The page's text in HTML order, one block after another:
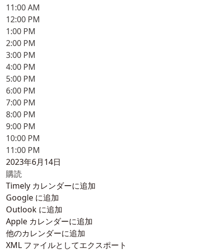
11:00 AM
12:00 PM
1:00 PM
2:00 PM
3:00 PM
4:00 PM
5:00 PM
6:00 PM
7:00 PM
8:00 PM
9:00 PM
10:00 PM
11:00 PM
2023年6月14日
購読
Timely カレンダーに追加
Google に追加
Outlook に追加
Apple カレンダーに追加
他のカレンダーに追加
XML ファイルとしてエクスポート